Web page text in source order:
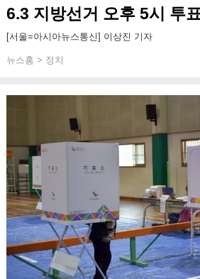
6.3 지방선거 오후 5시 투
[서울=아시아뉴스통신] 이상진 기자
뉴스홈 > 정치